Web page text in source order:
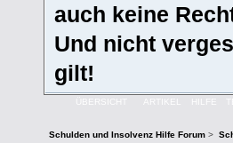
auch keine
Und nicht
gilt!
ÜBERSICHT ARTIKEL HILFE
Schulden und Insolvenz Hilfe Forum >